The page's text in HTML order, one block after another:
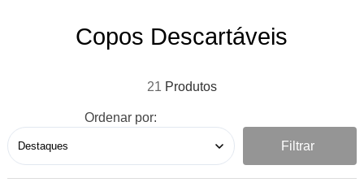
Copos Descartáveis
21
Ordenar por:
Filtrar